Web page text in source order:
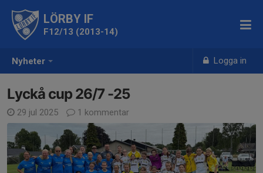
Nyheter Logga in
LÖRBY IF
F12/13 (2013-14)
Lyckå cup 26/7 -25
29 jul 2025 1 kommentar